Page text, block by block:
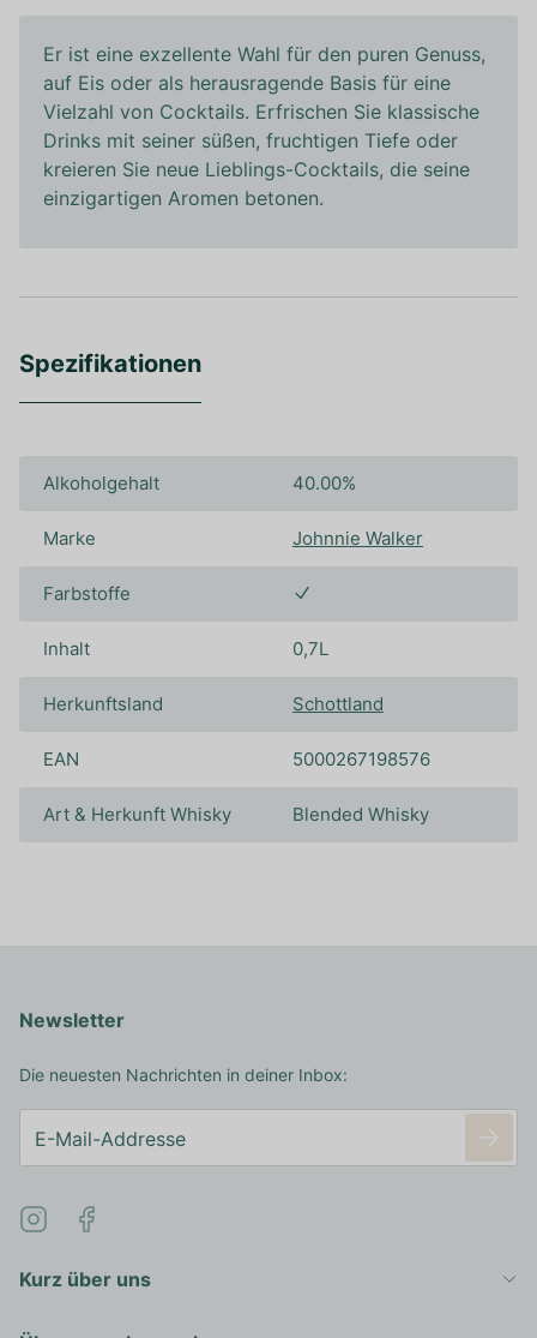
Er ist eine exzellente Wahl für den puren Genuss,
auf Eis oder als herausragende Basis für eine
Vielzahl von Cocktails. Erfrischen Sie klassische
Drinks mit seiner süßen, fruchtigen Tiefe oder
kreieren Sie neue Lieblings-Cocktails, die seine
einzigartigen Aromen betonen.
Spezifikationen
Alkoholgehalt 40.00%
Marke Johnnie Walker
Farbstoffe
Inhalt 0,7L
Herkunftsland Schottland
EAN 5000267198576
Art & Herkunft Whisky Blended Whisky
Kurz über uns
Newsletter
Die neuesten Nachrichten in deiner Inbox: